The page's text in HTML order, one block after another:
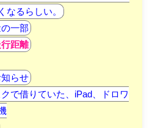
なるらしい。
一部
距離
らせ
で借りていた、iPad、ドロワ